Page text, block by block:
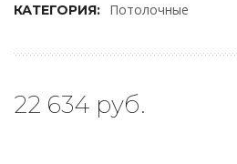
КАТЕГОРИЯ: Потолочные
22 634 руб.